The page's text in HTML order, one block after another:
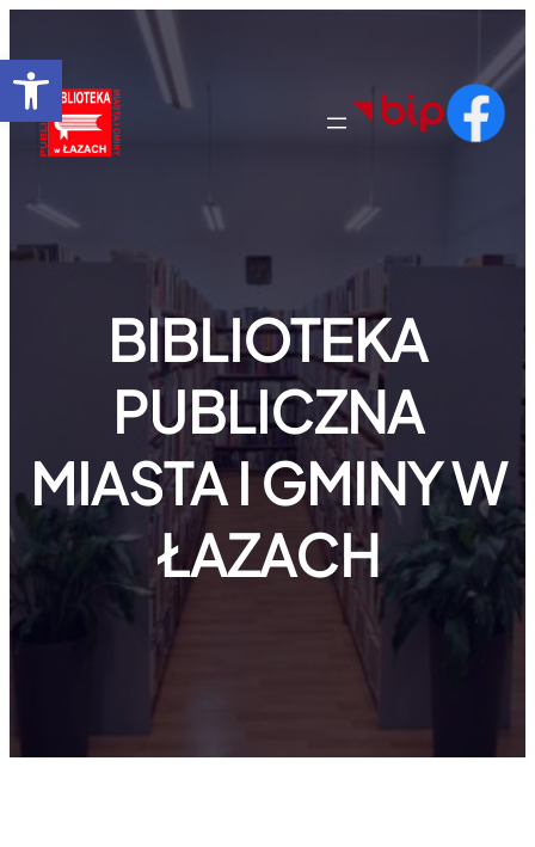
Otwórz pasek narzędzi
treści
BIBLIOTEKA
PUBLICZNA
MIASTA I GMINY W
ŁAZACH